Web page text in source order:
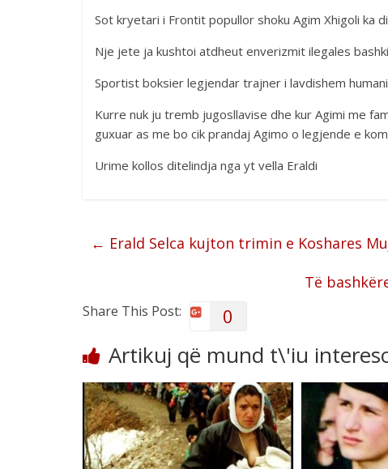
Sot kryetari i Frontit popullor shoku Agim Xhigoli ka
Nje jete ja kushtoi atdheut enverizmit ilegales
Sportist boksier legjendar trajner i lavdishem
Kurre nuk ju tremb jugosllavise dhe kur Agimi me
guxuar as me bo cik prandaj Agimo o legjende e
Urime kollos ditelindja nga yt vella Eraldi
← Erald Selca kujton trimin e Koshares
Të
Share This Post: 0
Artikuj që mund t\'iu